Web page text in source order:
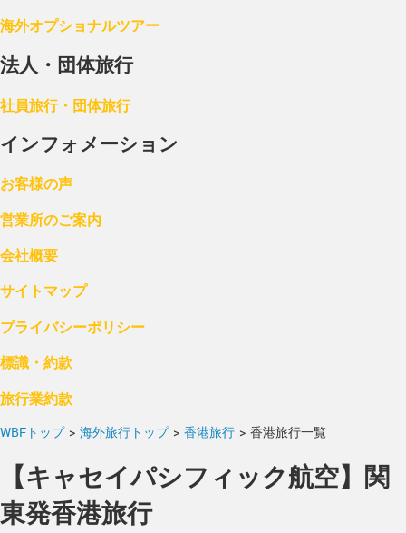
海外オプショナルツアー
法人・団体旅行
社員旅行・団体旅行
インフォメーション
お客様の声
営業所のご案内
会社概要
サイトマップ
プライバシーポリシー
標識・約款
旅行業約款
WBFトップ > 海外旅行トップ > 香港旅行 > 香港旅行一覧
【キャセイパシフィック航空】関
東発香港旅行